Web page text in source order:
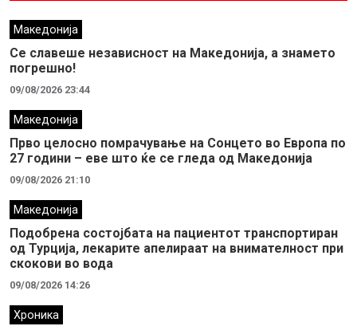
Македонија
Се славеше независност на Македонија, а знамето
погрешно!
09/08/2026 23:44
Македонија
Прво целосно помрачување на Сонцето во Европа по
27 години – еве што ќе се гледа од Македонија
09/08/2026 21:10
Македонија
Подобрена состојбата на пациентот транспортиран
од Турција, лекарите апелираат на внимателност при
скокови во вода
09/08/2026 14:26
Хроника